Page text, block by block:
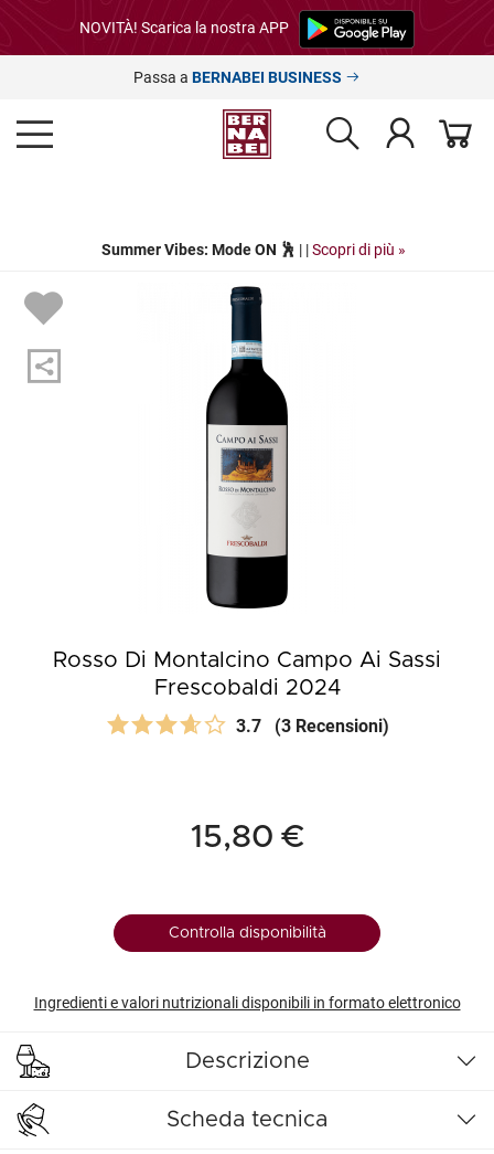
NOVITÀ! Scarica la nostra APP
Passa a BERNABEI BUSINESS
Summer Vibes: Mode ON 🕺| | Scopri di più »
Rosso Di Montalcino Campo Ai Sassi
Frescobaldi 2024
3.7 (3 Recensioni)
15,80 €
Controlla disponibilità
Ingredienti e valori nutrizionali disponibili in formato elettronico
Descrizione
Scheda tecnica